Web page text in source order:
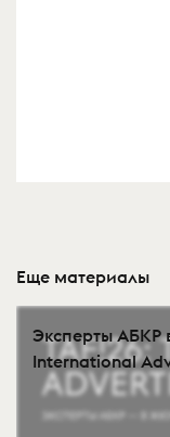
Еще материалы
Эксперты АБКР
International